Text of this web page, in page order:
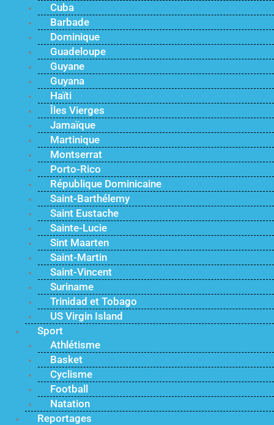
Cuba
Barbade
Dominique
Guadeloupe
Guyane
Guyana
Haïti
Îles Vierges
Jamaïque
Martinique
Montserrat
Porto-Rico
République Dominicaine
Saint-Barthélemy
Saint Eustache
Sainte-Lucie
Sint Maarten
Saint-Martin
Saint-Vincent
Suriname
Trinidad et Tobago
US Virgin Island
Sport
Athlétisme
Basket
Cyclisme
Football
Natation
Reportages